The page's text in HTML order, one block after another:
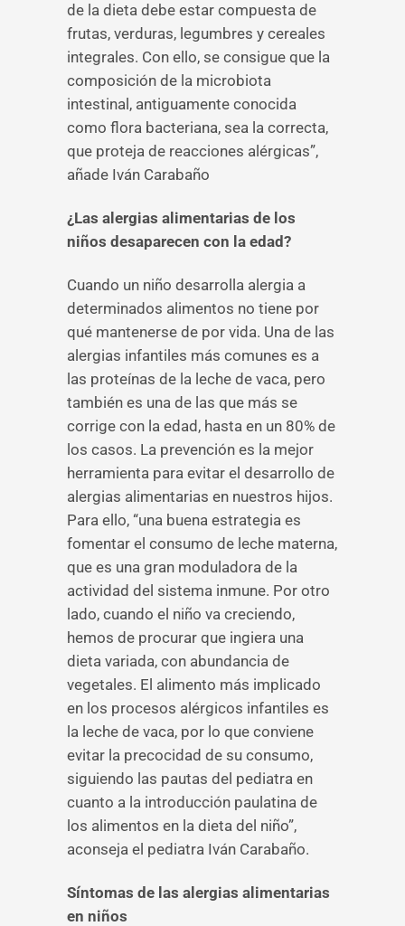
de la dieta debe estar compuesta de
frutas, verduras, legumbres y cereales
integrales. Con ello, se consigue que la
composición de la microbiota
intestinal, antiguamente conocida
como flora bacteriana, sea la correcta,
que proteja de reacciones alérgicas”,
añade Iván Carabaño
¿Las alergias alimentarias de los
niños desaparecen con la edad?
Cuando un niño desarrolla alergia a
determinados alimentos no tiene por
qué mantenerse de por vida. Una de las
alergias infantiles más comunes es a
las proteínas de la leche de vaca, pero
también es una de las que más se
corrige con la edad, hasta en un 80% de
los casos. La prevención es la mejor
herramienta para evitar el desarrollo de
alergias alimentarias en nuestros hijos.
Para ello, “una buena estrategia es
fomentar el consumo de leche materna,
que es una gran moduladora de la
actividad del sistema inmune. Por otro
lado, cuando el niño va creciendo,
hemos de procurar que ingiera una
dieta variada, con abundancia de
vegetales. El alimento más implicado
en los procesos alérgicos infantiles es
la leche de vaca, por lo que conviene
evitar la precocidad de su consumo,
siguiendo las pautas del pediatra en
cuanto a la introducción paulatina de
los alimentos en la dieta del niño”,
aconseja el pediatra Iván Carabaño.
Síntomas de las alergias alimentarias
en niños